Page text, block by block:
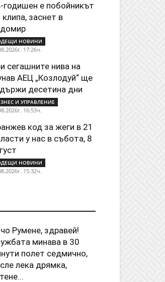
годишен е побойникът
клипа, заснет в
НОВИНИ
17:26ч.
сегашните нива на
АЕЦ „Козлодуй“ ще
десетина дни
И УПРАВЛЕНИЕ
16:53ч.
код за жеги в 21
у нас в събота, 8
НОВИНИ
15:32ч.
Румене, здравей!
минава в 30
полет седмично,
лека дрямка,